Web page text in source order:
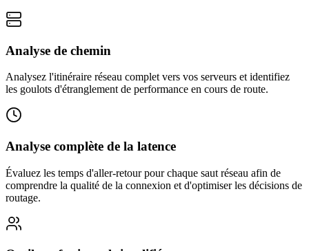
Analyse de chemin
Analysez l'itinéraire réseau complet vers vos serveurs et identifiez
les goulots d'étranglement de performance en cours de route.
Analyse complète de la latence
Évaluez les temps d'aller-retour pour chaque saut réseau afin de
comprendre la qualité de la connexion et d'optimiser les décisions de
routage.